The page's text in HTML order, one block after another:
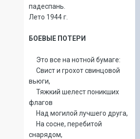
падеспань.
Лето 1944 г.
БОЕВЫЕ ПОТЕРИ
Это все на нотной бумаге:
Свист и грохот свинцовой
вьюги,
Тяжкий шелест поникших
флагов
Над могилой лучшего друга,
На сосне, перебитой
снарядом,